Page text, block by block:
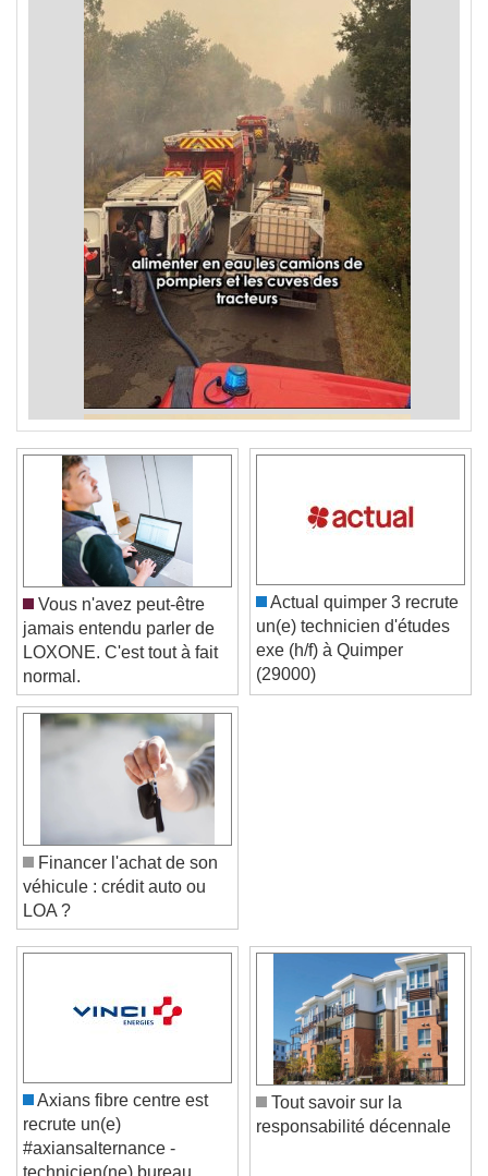
Video Player is loading.
Skip Forward
Unmute
/
Duration-:-
Vous n'avez peut-être
jamais entendu parler de
LOXONE. C'est tout à fait
normal.
Actual quimper 3 recrute
un(e) technicien d'études
exe (h/f) à Quimper
(29000)
Financer l'achat de son
véhicule : crédit auto ou
LOA ?
Axians fibre centre est
recrute un(e)
#axiansalternance -
technicien(ne) bureau
Tout savoir sur la
responsabilité décennale